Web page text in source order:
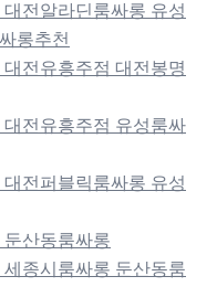
전알라딘룸싸롱 유성
롱추천
전유흥주점 대전봉명
전유흥주점 유성룸싸
전퍼블릭룸싸롱 유성
산동룸싸롱
종시룸싸롱 둔산동룸